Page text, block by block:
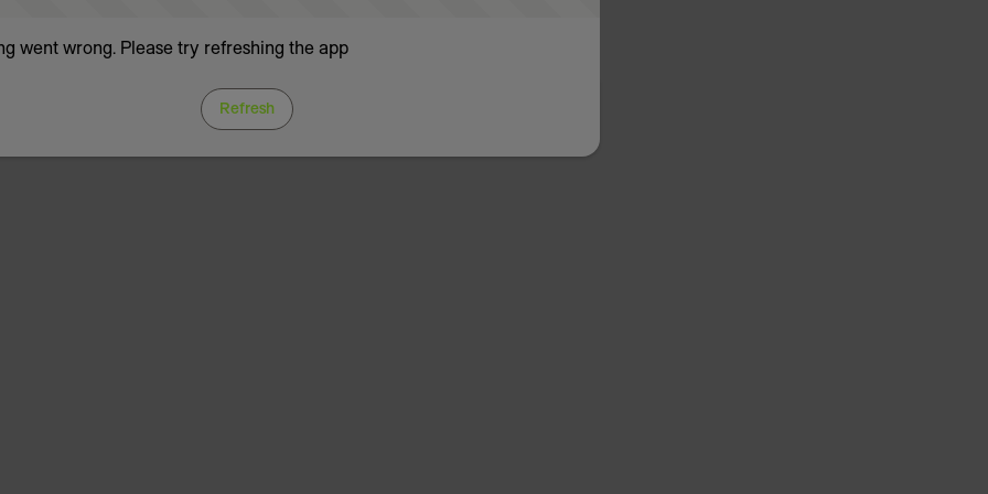
went wrong. Please try refreshing the app
Refresh